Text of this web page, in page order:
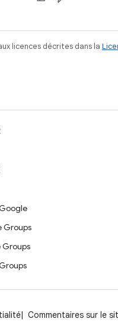
licences décrites dans la
Groups
Groups
Commentaires sur le